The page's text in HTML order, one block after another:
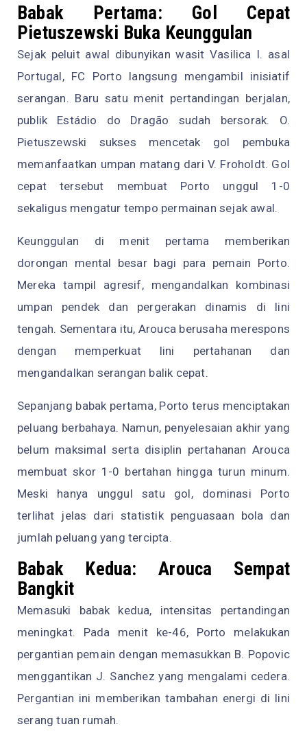
Babak Pertama: Gol Cepat
Pietuszewski Buka Keunggulan
Sejak peluit awal dibunyikan wasit Vasilica I. asal
Portugal, FC Porto langsung mengambil inisiatif
serangan. Baru satu menit pertandingan berjalan,
publik Estádio do Dragão sudah bersorak. O.
Pietuszewski sukses mencetak gol pembuka
memanfaatkan umpan matang dari V. Froholdt. Gol
cepat tersebut membuat Porto unggul 1-0
sekaligus mengatur tempo permainan sejak awal.
Keunggulan di menit pertama memberikan
dorongan mental besar bagi para pemain Porto.
Mereka tampil agresif, mengandalkan kombinasi
umpan pendek dan pergerakan dinamis di lini
tengah. Sementara itu, Arouca berusaha merespons
dengan memperkuat lini pertahanan dan
mengandalkan serangan balik cepat.
Sepanjang babak pertama, Porto terus menciptakan
peluang berbahaya. Namun, penyelesaian akhir yang
belum maksimal serta disiplin pertahanan Arouca
membuat skor 1-0 bertahan hingga turun minum.
Meski hanya unggul satu gol, dominasi Porto
terlihat jelas dari statistik penguasaan bola dan
jumlah peluang yang tercipta.
Babak Kedua: Arouca Sempat
Bangkit
Memasuki babak kedua, intensitas pertandingan
meningkat. Pada menit ke-46, Porto melakukan
pergantian pemain dengan memasukkan B. Popovic
menggantikan J. Sanchez yang mengalami cedera.
Pergantian ini memberikan tambahan energi di lini
serang tuan rumah.